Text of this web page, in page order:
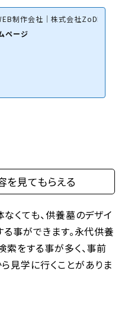
制作会社｜株式会社ZoDDo
ページ
を見てもらえる
くても、供養墓のデザイ
事ができます。永代供養
をする事が多く、事前
見学に行くことがありま